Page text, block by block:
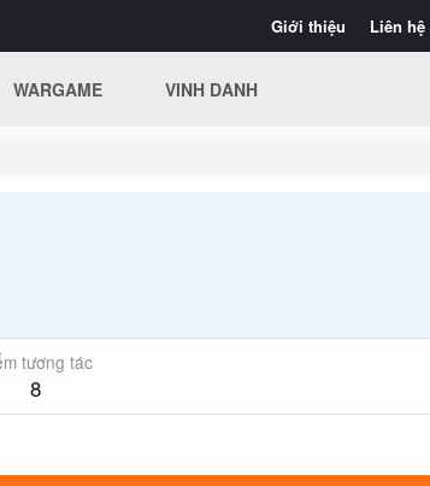
Giới thiệu Liên hệ
WARGAME VINH DANH
tương tác
8